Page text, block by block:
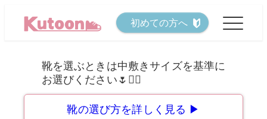
初めての方へ
靴の選び方を詳しく見る ▶